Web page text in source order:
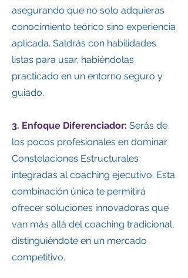
asegurando que no solo adquieras
conocimiento teórico sino experiencia
aplicada. Saldrás con habilidades
listas para usar, habiéndolas
practicado en un entorno seguro y
guiado.
3. Enfoque Diferenciador: Serás de
los pocos profesionales en dominar
Constelaciones Estructurales
integradas al coaching ejecutivo. Esta
combinación única te permitirá
ofrecer soluciones innovadoras que
van más allá del coaching tradicional,
distinguiéndote en un mercado
competitivo.